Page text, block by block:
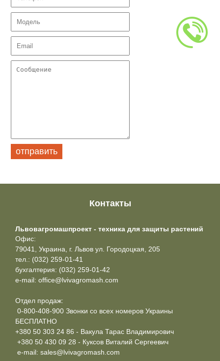
Контакты
Львовагромашпроект - техника для защиты растений
Офис:
79041, Украина, г. Львов ул. Городоцкая, 205
тел.: (032) 259-01-41
бухгалтерия: (032) 259-01-42
e-mail: office@lvivagromash.com
Отдел продаж:
0-800-408-900 Звонки со всех номеров Украины
БЕСПЛАТНО
+380 50 303 24 86 - Вакула Тарас Владимирович
+380 50 430 09 28 - Куксов Виталий Сергеевич
e-mail: sales@lvivagromash.com